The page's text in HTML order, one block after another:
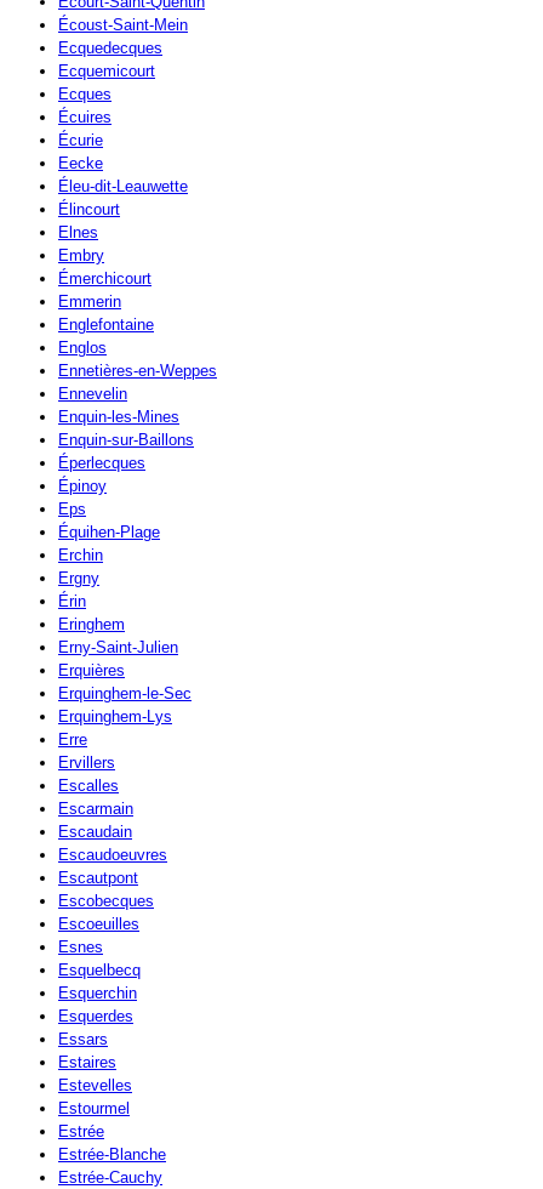
Écoust-Saint-Mein
Ecquedecques
Ecquemicourt
Ecques
Écuires
Écurie
Eecke
Éleu-dit-Leauwette
Élincourt
Elnes
Embry
Émerchicourt
Emmerin
Englefontaine
Englos
Ennetières-en-Weppes
Ennevelin
Enquin-les-Mines
Enquin-sur-Baillons
Éperlecques
Épinoy
Eps
Équihen-Plage
Erchin
Ergny
Érin
Eringhem
Erny-Saint-Julien
Erquières
Erquinghem-le-Sec
Erquinghem-Lys
Erre
Ervillers
Escalles
Escarmain
Escaudain
Escaudoeuvres
Escautpont
Escobecques
Escoeuilles
Esnes
Esquelbecq
Esquerchin
Esquerdes
Essars
Estaires
Estevelles
Estourmel
Estrée
Estrée-Blanche
Estrée-Cauchy